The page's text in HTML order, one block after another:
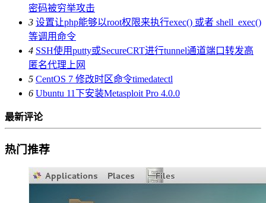
密码被穷举攻击
3 设置让php能够以root权限来执行exec() 或者 shell_exec()
等调用命令
4 SSH使用putty或SecureCRT进行tunnel通道端口转发高
匿名代理上网
5 CentOS 7 修改时区命令timedatectl
6 Ubuntu 11下安装Metasploit Pro 4.0.0
最新评论
热门推荐